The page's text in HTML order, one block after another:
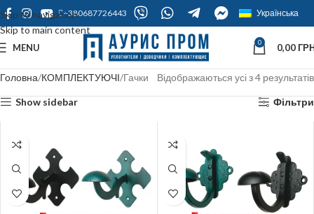
Skip to navigation
Skip to main content
+380687726443 Українська
MENU 0 0,00
Головна КОМПЛЕКТУЮЧІ Гачки Відображаються усі з 4 результатів
Show sidebar Фільтри